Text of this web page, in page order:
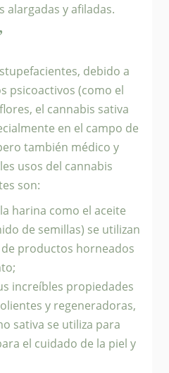
alargadas y afiladas.
debido a
psicoactivos (como el
el cannabis sativa
en el campo de
también médico y
usos del cannabis
son:
harina como el aceite
de semillas) se utilizan
productos horneados
increíbles propiedades
y regeneradoras,
sativa se utiliza para
el cuidado de la piel y